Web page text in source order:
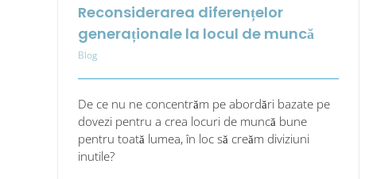
Reconsiderarea diferențelor
generaționale la locul de muncă
Blog
De ce nu ne concentrăm pe abordări bazate pe
dovezi pentru a crea locuri de muncă bune
pentru toată lumea, în loc să creăm diviziuni
inutile?